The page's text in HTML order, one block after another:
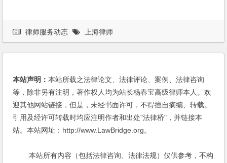
律师服务动态 上海律师
本站声明：本站所载之法律论文、法律评论、案例、法律咨询
等，除非另有注明，著作权人均为站长杨春宝高级律师本人。欢
迎其他网站链接，但是，未经书面许可，不得擅自摘编、转载。
引用及经许可转载时均应注明作者和出处"法律桥"，并链接本
站。本站网址：http://www.LawBridge.org。
本站所有内容（包括法律咨询、法律法规）仅供参考，不构